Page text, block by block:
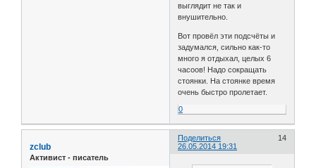
выглядит не так и
внушительно.
Вот провёл эти подсчёты и
задумался, сильно как-то
много я отдыхал, целых 6
часоов! Надо сокращать
стоянки. На стоянке время
очень быстро пролетает.
0
Поделиться
14
26.05.2014 19:31
zclub
Активист - писатель